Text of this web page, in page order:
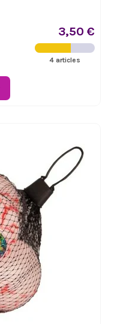
3,50 €
4 articles